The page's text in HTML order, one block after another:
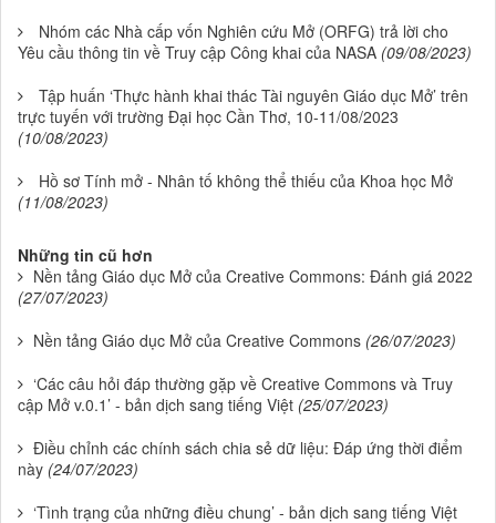
Nhóm các Nhà cấp vốn Nghiên cứu Mở (ORFG) trả lời cho
Yêu cầu thông tin về Truy cập Công khai của NASA (09/08/2023)
Tập huấn ‘Thực hành khai thác Tài nguyên Giáo dục Mở’ trên
trực tuyến với trường Đại học Cần Thơ, 10-11/08/2023
(10/08/2023)
Hồ sơ Tính mở - Nhân tố không thể thiếu của Khoa học Mở
(11/08/2023)
Những tin cũ hơn
Nền tảng Giáo dục Mở của Creative Commons: Đánh giá 2022
(27/07/2023)
Nền tảng Giáo dục Mở của Creative Commons (26/07/2023)
‘Các câu hỏi đáp thường gặp về Creative Commons và Truy
cập Mở v.0.1’ - bản dịch sang tiếng Việt (25/07/2023)
Điều chỉnh các chính sách chia sẻ dữ liệu: Đáp ứng thời điểm
này (24/07/2023)
‘Tình trạng của những điều chung’ - bản dịch sang tiếng Việt